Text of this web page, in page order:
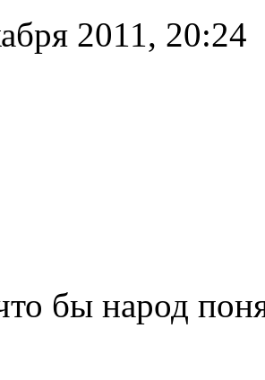
2011, 20:24
бы народ